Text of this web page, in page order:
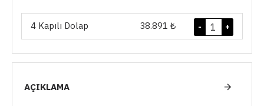
4 Kapılı Dolap 38.891 ₺ +
-
AÇIKLAMA